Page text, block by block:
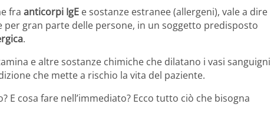
fra anticorpi IgE e sostanze estranee (allergeni), vale a dire
per gran parte delle persone, in un soggetto predisposto
.
e altre sostanze chimiche che dilatano i vasi sanguigni
che mette a rischio la vita del paziente.
E cosa fare nell’immediato? Ecco tutto ciò che bisogna